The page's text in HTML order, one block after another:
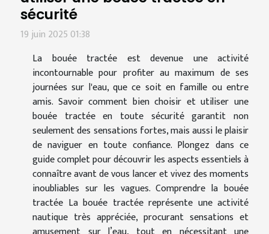
sécurité
19 juin 2025 01:38
La bouée tractée est devenue une activité
incontournable pour profiter au maximum de ses
journées sur l'eau, que ce soit en famille ou entre
amis. Savoir comment bien choisir et utiliser une
bouée tractée en toute sécurité garantit non
seulement des sensations fortes, mais aussi le plaisir
de naviguer en toute confiance. Plongez dans ce
guide complet pour découvrir les aspects essentiels à
connaître avant de vous lancer et vivez des moments
inoubliables sur les vagues. Comprendre la bouée
tractée La bouée tractée représente une activité
nautique très appréciée, procurant sensations et